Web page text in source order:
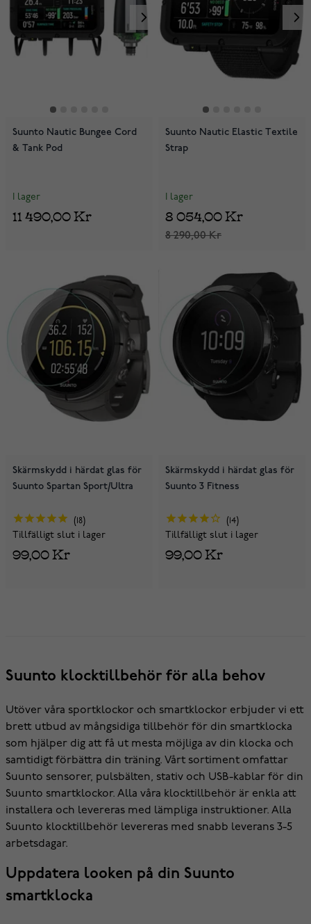
Suunto Nautic Bungee Cord
& Tank Pod
I lager
11 490,00 Kr
Suunto Nautic Elastic Textile
Strap
I lager
8 290,00 Kr
8 054,00 Kr
Skärmskydd i härdat glas för
Suunto Spartan Sport/Ultra
18
Tillfälligt slut i lager
99,00 Kr
Skärmskydd i härdat glas för
Suunto 3 Fitness
14
Tillfälligt slut i lager
99,00 Kr
Suunto klocktillbehör för alla behov
Utöver våra sportklockor och smartklockor erbjuder vi ett
brett utbud av mångsidiga tillbehör för din smartklocka
som hjälper dig att få ut mesta möjliga av din klocka och
samtidigt förbättra din träning. Vårt sortiment omfattar
Suunto sensorer, pulsbälten, stativ och USB-kablar för din
Suunto smartklockor. Alla våra klocktillbehör är enkla att
installera och levereras med lämpliga instruktioner. Alla
Suunto klocktillbehör levereras med snabb leverans 3-5
arbetsdagar.
Uppdatera looken på din Suunto
smartklocka